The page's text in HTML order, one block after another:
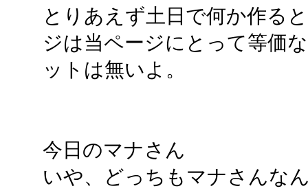
とりあえず土日で何か作る
ジは当ページにとって等価
ットは無いよ。
今日のマナさん
いや、どっちもマナさんな